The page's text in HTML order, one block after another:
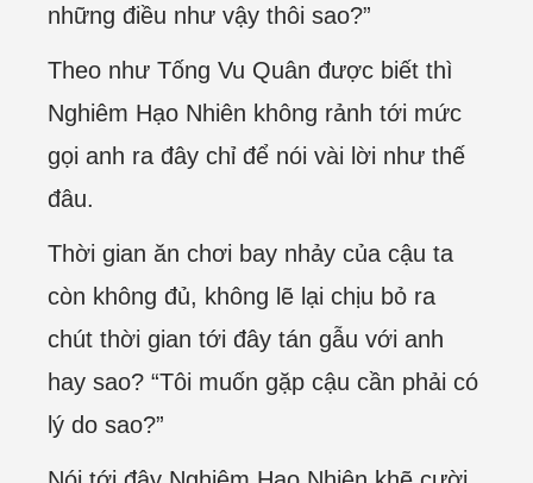
những điều như vậy thôi sao?”
Theo như Tống Vu Quân được biết thì
Nghiêm Hạo Nhiên không rảnh tới mức
gọi anh ra đây chỉ để nói vài lời như thế
đâu.
Thời gian ăn chơi bay nhảy của cậu ta
còn không đủ, không lẽ lại chịu bỏ ra
chút thời gian tới đây tán gẫu với anh
hay sao? “Tôi muốn gặp cậu cần phải có
lý do sao?”